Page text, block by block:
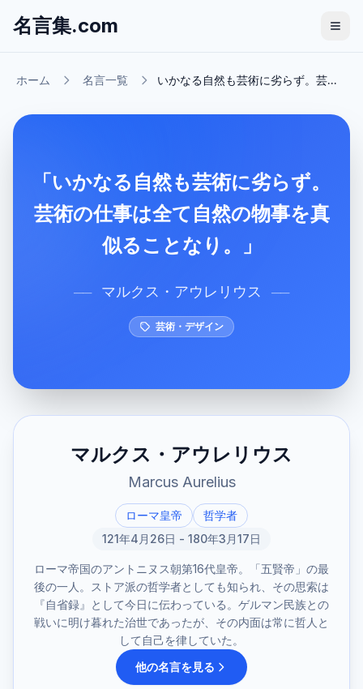
名言集.com
ホーム 名言一覧 いかなる自然も芸術に劣らず。芸...
「いかなる自然も芸術に劣らず。
芸術の仕事は全て自然の物事を真
似ることなり。」
── マルクス・アウレリウス ──
芸術・デザイン
マルクス・アウレリウス
Marcus Aurelius
ローマ皇帝
哲学者
121年4月26日 - 180年3月17日
ローマ帝国のアントニヌス朝第16代皇帝。「五賢帝」の最
後の一人。ストア派の哲学者としても知られ、その思索は
『自省録』として今日に伝わっている。ゲルマン民族との
戦いに明け暮れた治世であったが、その内面は常に哲人と
して自己を律していた。
他の名言を見る